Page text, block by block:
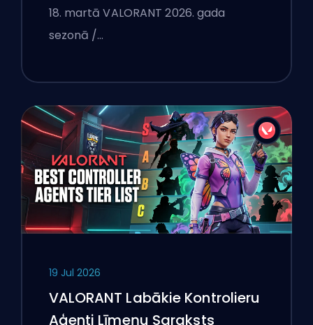
18. martā VALORANT 2026. gada
sezonā /…
19 Jul 2026
VALORANT Labākie Kontrolieru
Aģenti Līmeņu Saraksts